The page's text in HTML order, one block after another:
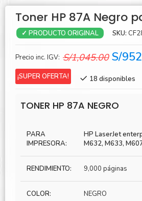
Toner HP 87A Negro
✓ PRODUCTO ORIGINAL SKU:
Precio inc. IGV: S/1,045.00 El
S/
S/
¡SUPER OFERTA! 18 disponibles
TONER HP 87A NEGRO
PARA
IMPRESORA:
HP LaserJet
M632, M633,
RENDIMIENTO: 9,000 páginas
COLOR: NEGRO